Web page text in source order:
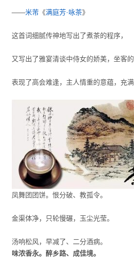
——米芾 《满庭芳·咏茶》
这首词细腻传神地写出了煮茶的程序，
又写出了雅宴清谈中侍女的娇美，坐客的
表现了高会难逢，主人情重的意蕴，充满
凤舞团团饼。恨分破、教孤令。
金渠体净，只轮慢碾，玉尘光莹。
汤响松风，早减了、二分酒病。
味浓香永。醉乡路、成佳境。